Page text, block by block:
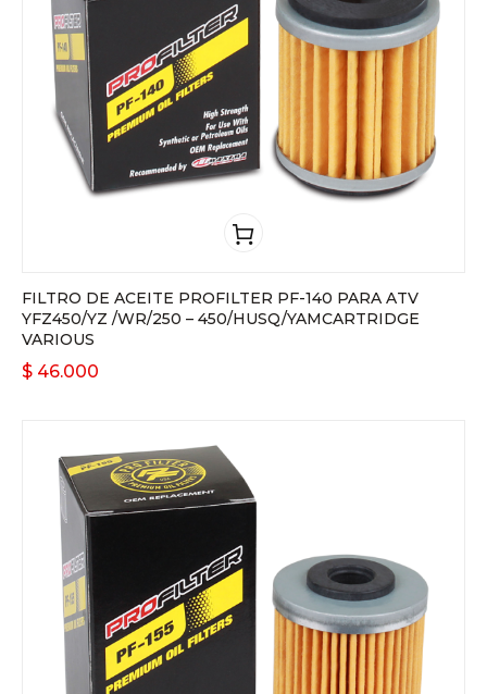
FILTRO DE ACEITE PROFILTER PF-140 PARA ATV
YFZ450/YZ /WR/250 – 450/HUSQ/YAMCARTRIDGE
VARIOUS
$ 46.000